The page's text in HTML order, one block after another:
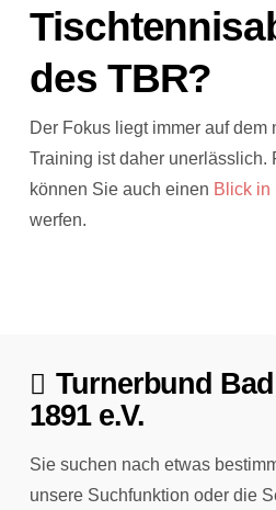
des TBR?
Der Fokus liegt immer auf dem
Training ist daher unerlässlich.
können Sie auch einen Blick in
werfen.
Turnerbund
1891 e.V.
Sie suchen nach etwas
unsere Suchfunktion oder die